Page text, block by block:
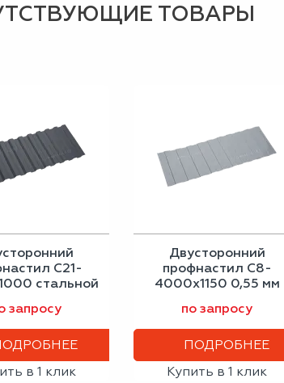
ТОВАРЫ
С21-
стальной
серый
запросу
в 1 клик
Двусторонний
профнастил С8-
4000х1150 0,55 мм
по запросу
ПОДРОБНЕЕ
Купить в 1 клик